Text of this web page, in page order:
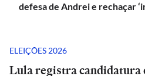
defesa de Andrei e rechaçar
ELEIÇÕES 2026
Lula registra